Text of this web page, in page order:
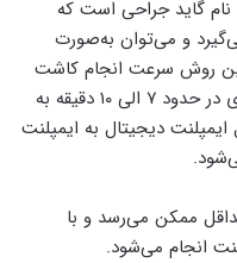
گاید جراحی است که
و می‌توان به‌صورت
روش سرعت انجام کاشت
ایمپلنت از زمان آماده‌سازی گاید سرجری در حدود ۷ الی ۱۰ دقیقه به
دیجیتال به ایمپلنت
ممکن می‌رسد و با
انجام می‌شود.